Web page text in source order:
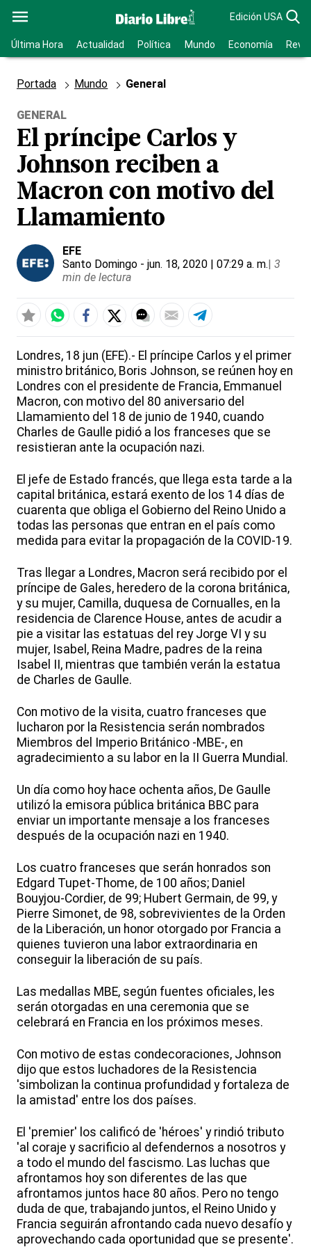
Edición USA
Última Hora Actualidad Política Mundo Economía
Portada Mundo General
GENERAL
El príncipe Carlos y
Johnson reciben a
Macron con motivo del
Llamamiento
EFE
Santo Domingo - jun. 18, 2020 | 07:29 a. m.| 3
min de lectura
Londres, 18 jun (EFE).- El príncipe Carlos y el primer
ministro británico, Boris Johnson, se reúnen hoy en
Londres con el presidente de Francia, Emmanuel
Macron, con motivo del 80 aniversario del
Llamamiento del 18 de junio de 1940, cuando
Charles de Gaulle pidió a los franceses que se
resistieran ante la ocupación nazi.
El jefe de Estado francés, que llega esta tarde a la
capital británica, estará exento de los 14 días de
cuarenta que obliga el Gobierno del Reino Unido a
todas las personas que entran en el país como
medida para evitar la propagación de la COVID-19.
Tras llegar a Londres, Macron será recibido por el
príncipe de Gales, heredero de la corona británica,
y su mujer, Camilla, duquesa de Cornualles, en la
residencia de Clarence House, antes de acudir a
pie a visitar las estatuas del rey Jorge VI y su
mujer, Isabel, Reina Madre, padres de la reina
Isabel II, mientras que también verán la estatua
de Charles de Gaulle.
Con motivo de la visita, cuatro franceses que
lucharon por la Resistencia serán nombrados
Miembros del Imperio Británico -MBE-, en
agradecimiento a su labor en la II Guerra Mundial.
Un día como hoy hace ochenta años, De Gaulle
utilizó la emisora pública británica BBC para
enviar un importante mensaje a los franceses
después de la ocupación nazi en 1940.
Los cuatro franceses que serán honrados son
Edgard Tupet-Thome, de 100 años; Daniel
Bouyjou-Cordier, de 99; Hubert Germain, de 99, y
Pierre Simonet, de 98, sobrevivientes de la Orden
de la Liberación, un honor otorgado por Francia a
quienes tuvieron una labor extraordinaria en
conseguir la liberación de su país.
Las medallas MBE, según fuentes oficiales, les
serán otorgadas en una ceremonia que se
celebrará en Francia en los próximos meses.
Con motivo de estas condecoraciones, Johnson
dijo que estos luchadores de la Resistencia
'simbolizan la continua profundidad y fortaleza de
la amistad' entre los dos países.
El 'premier' los calificó de 'héroes' y rindió tributo
'al coraje y sacrificio al defendernos a nosotros y
a todo el mundo del fascismo. Las luchas que
afrontamos hoy son diferentes de las que
afrontamos juntos hace 80 años. Pero no tengo
duda de que, trabajando juntos, el Reino Unido y
Francia seguirán afrontando cada nuevo desafío y
aprovechando cada oportunidad que se presente'.